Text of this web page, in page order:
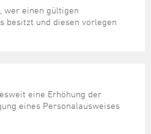
wer einen gültigen
besitzt und diesen vorlegen
eine Erhöhung der
eines Personalausweises